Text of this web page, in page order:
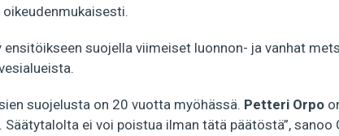
ensitöikseen suojella viimeiset luonnon- ja vanhat
suojelusta on 20 vuotta myöhässä. Petteri Orpo
ei voi poistua ilman tätä päätöstä”, sanoo